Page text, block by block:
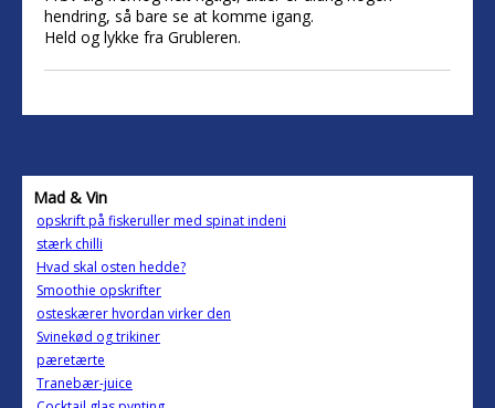
hendring, så bare se at komme igang.
Held og lykke fra Grubleren.
Mad & Vin
opskrift på fiskeruller med spinat indeni
stærk chilli
Hvad skal osten hedde?
Smoothie opskrifter
osteskærer hvordan virker den
Svinekød og trikiner
pæretærte
Tranebær-juice